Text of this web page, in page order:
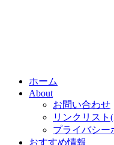
ホーム
About
お問い合わせ
リンクリスト
プライバシー
おすすめ情報